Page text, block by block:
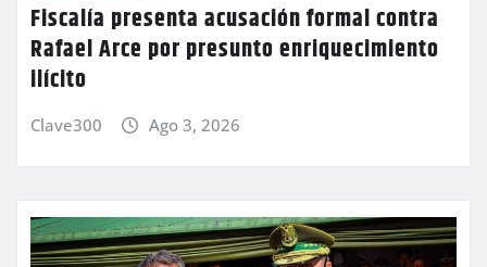
Fiscalía presenta acusación formal contra
Rafael Arce por presunto enriquecimiento
ilícito
Clave300 Ago 3, 2026